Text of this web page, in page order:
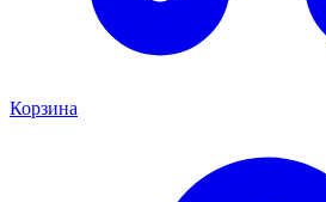
Корзина